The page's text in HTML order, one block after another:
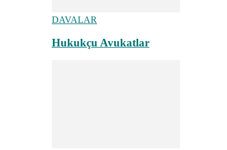
DAVALAR
Hukukçu Avukatlar